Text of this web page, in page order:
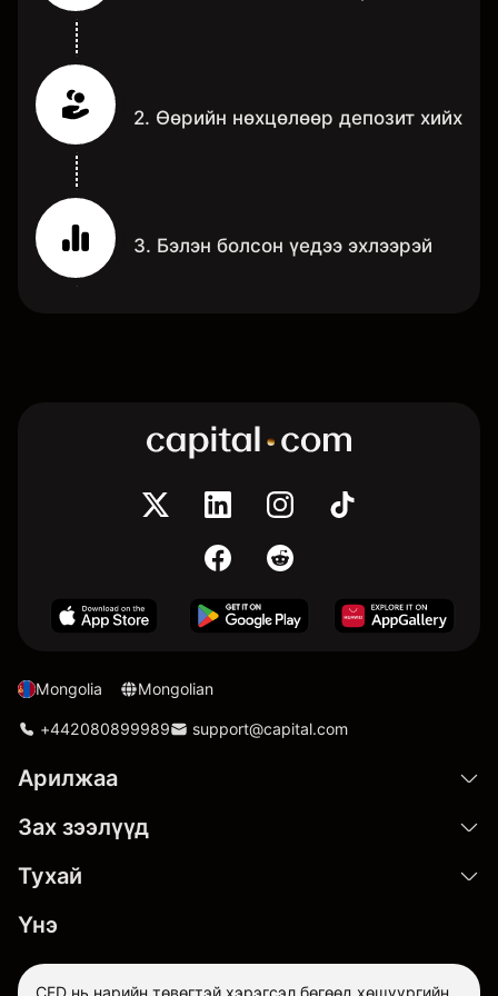
2. Өөрийн нөхцөлөөр депозит хийх
3. Бэлэн болсон үедээ эхлээрэй
Mongolia Mongolian
+442080899989 support@capital.com
Арилжаа
Зах зээлүүд
Тухай
Үнэ
CFD нь нарийн төвөгтэй хэрэгсэл бөгөөд хөшүүргийн